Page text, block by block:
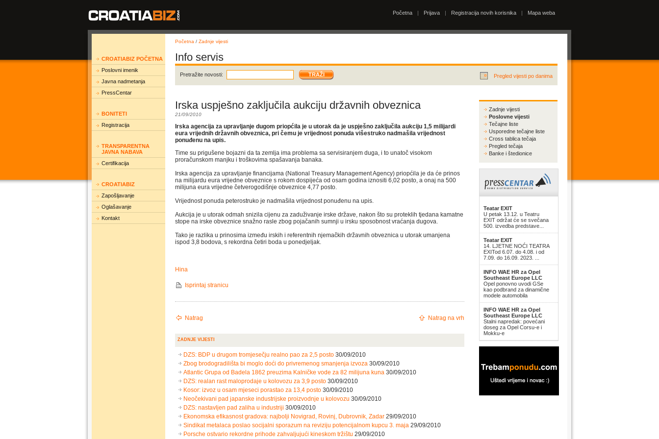
Početna | Prijava | Registracija novih korisnika | Mapa weba
CROATIABIZ POČETNA
Poslovni imenik
Javna nadmetanja
PressCentar
BONITETI
Registracija
TRANSPARENTNA
JAVNA NABAVA
Certifikacija
CROATIABIZ
Zapošljavanje
Oglašavanje
Kontakt
Početna / Zadnje vijesti
Info servis
Pretražite novosti: Pregled vijesti po danima
Irska uspješno zaključila aukciju državnih obveznica
21/09/2010
Irska agencija za upravljanje dugom priopćila je u utorak da je uspješno zaključila aukciju 1,5 milijardi
eura vrijednih državnih obveznica, pri čemu je vrijednost ponuda višestruko nadmašila vrijednost
ponuđenu na upis.
Time su prigušene bojazni da ta zemlja ima problema sa servisiranjem duga, i to unatoč visokom
proračunskom manjku i troškovima spašavanja banaka.
Irska agencija za upravljanje financijama (National Treasury Management Agency) priopćila je da će prinos
na milijardu eura vrijedne obveznice s rokom dospijeća od osam godina iznositi 6,02 posto, a onaj na 500
milijuna eura vrijedne četverogodišnje obveznice 4,77 posto.
Vrijednost ponuda peterostruko je nadmašila vrijednost ponuđenu na upis.
Aukcija je u utorak odmah snizila cijenu za zaduživanje irske države, nakon što su proteklih tjedana kamatne
stope na irske obveznice snažno rasle zbog pojačanih sumnji u irsku sposobnost vraćanja dugova.
Tako je razlika u prinosima između irskih i referentnih njemačkih državnih obveznica u utorak umanjena
ispod 3,8 bodova, s rekordna četiri boda u ponedjeljak.
Hina
Isprintaj stranicu
Natrag Natrag na vrh
ZADNJE VIJESTI
DZS: BDP u drugom tromjesečju realno pao za 2,5 posto 30/09/2010
Zbog brodogradilišta bi moglo doći do privremenog smanjenja izvoza 30/09/2010
Atlantic Grupa od Badela 1862 preuzima Kalničke vode za 82 milijuna kuna 30/09/2010
DZS: realan rast maloprodaje u kolovozu za 3,9 posto 30/09/2010
Kosor: izvoz u osam mjeseci porastao za 13,4 posto 30/09/2010
Neočekivani pad japanske industrijske proizvodnje u kolovozu 30/09/2010
DZS: nastavljen pad zaliha u industriji 30/09/2010
Ekonomska efikasnost gradova: najbolji Novigrad, Rovinj, Dubrovnik, Zadar 29/09/2010
Sindikat metalaca poslao socijalni sporazum na reviziju potencijalnom kupcu 3. maja 29/09/2010
Porsche ostvario rekordne prihode zahvaljujući kineskom tržištu 29/09/2010
Zadnje vijesti
Poslovne vijesti
Tečajne liste
Usporedne tečajne liste
Cross tablica tečaja
Pregled tečaja
Banke i štedionice
Teatar EXIT
U petak 13.12. u Teatru
EXIT održat će se svečana
500. izvedba predstave...
Teatar EXIT
14. LJETNE NOĆI TEATRA
EXITod 6.07. do 4.08. i od
7.09. do 16.09. 2023. ...
INFO WAE HR za Opel
Southeast Europe LLC
Opel ponovno uvodi GSe
kao podbrand za dinamične
modele automobila
INFO WAE HR za Opel
Southeast Europe LLC
Stalni napredak: povećani
doseg za Opel Corsu-e i
Mokku-e